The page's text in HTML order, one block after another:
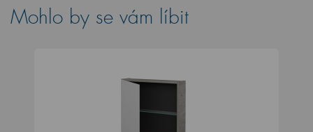
Mohlo by se vám líbit